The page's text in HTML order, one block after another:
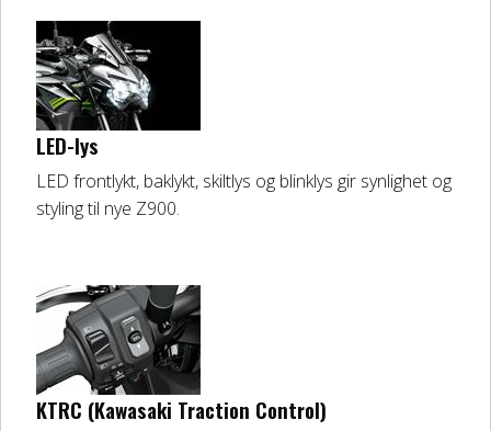
LED-lys
LED frontlykt, baklykt, skiltlys og blinklys gir synlighet og
styling til nye Z900.
KTRC (Kawasaki Traction Control)